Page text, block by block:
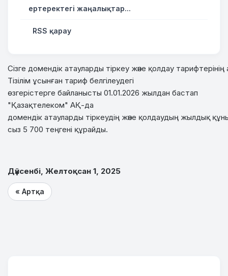
ертеректегі жаңалықтар...
RSS қарау
Сізге домендік атауларды тіркеу және қолдау тарифтерінің
Тізілім ұсынған тариф белгілеудегі
өзгерістерге байланысты 01.01.2026 жылдан бастап
"Қазақтелеком" АҚ-да
домендік атауларды тіркеудің және қолдаудың жылдық
сыз 5 700 теңгені құрайды.
Дүйсенбі, Желтоқсан 1, 2025
« Артқа